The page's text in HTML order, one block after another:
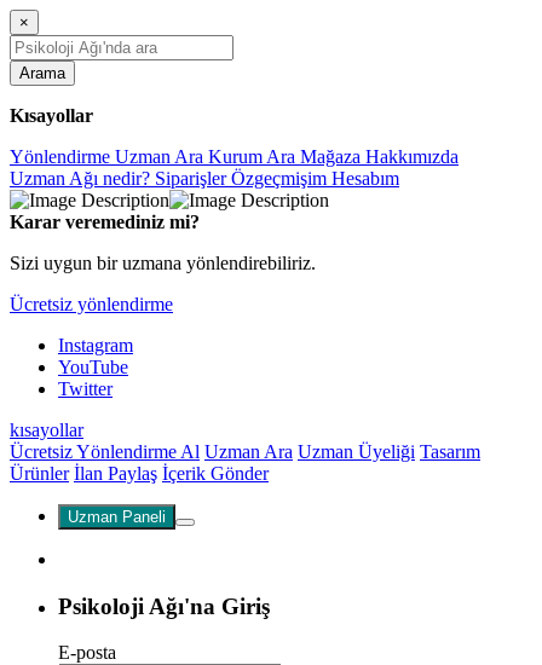
×
Arama
Kısayollar
Yönlendirme Uzman Ara Kurum Ara Mağaza Hakkımızda
Uzman Ağı nedir? SiparişlerÖzgeçmişim Hesabım
Karar veremediniz mi?
Sizi uygun bir uzmana yönlendirebiliriz.
Ücretsiz yönlendirme
Instagram
YouTube
Twitter
kısayollar
Ücretsiz Yönlendirme Al Uzman Ara Uzman Üyeliği Tasarım
Ürünler İlan Paylaş İçerik Gönder
Uzman Paneli
Psikoloji Ağı'na Giriş
E-posta